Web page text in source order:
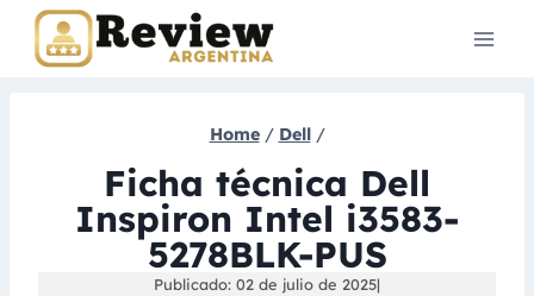
Skip
Home / Dell /
Ficha técnica Dell
Inspiron Intel i3583-
5278BLK-PUS
Publicado: 02 de julio de 2025|